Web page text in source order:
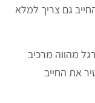
גם צריך למלא
מהווה מרכיב
את החייב